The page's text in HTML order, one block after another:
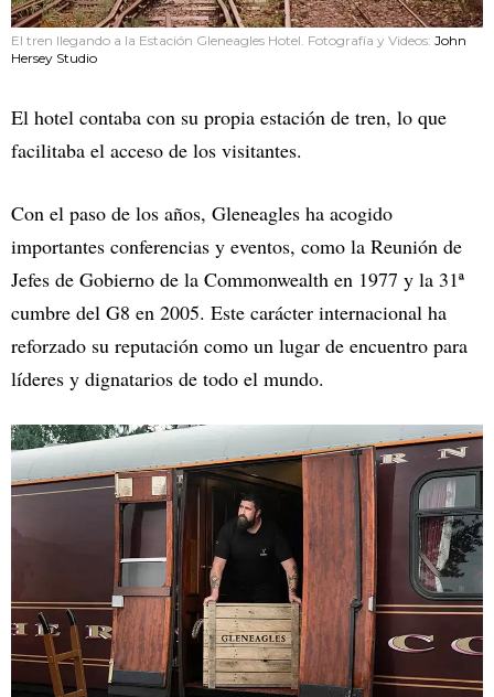
El tren llegando a la Estación Gleneagles Hotel. Fotografía y Videos: John
Hersey Studio
El hotel contaba con su propia estación de tren, lo que
facilitaba el acceso de los visitantes.
Con el paso de los años, Gleneagles ha acogido
importantes conferencias y eventos, como la Reunión de
Jefes de Gobierno de la Commonwealth en 1977 y la 31ª
cumbre del G8 en 2005. Este carácter internacional ha
reforzado su reputación como un lugar de encuentro para
líderes y dignatarios de todo el mundo.